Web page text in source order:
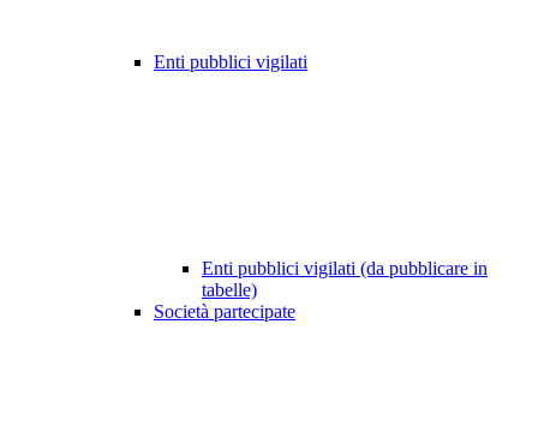
Enti pubblici vigilati
Enti pubblici vigilati (da pubblicare in
tabelle)
Società partecipate